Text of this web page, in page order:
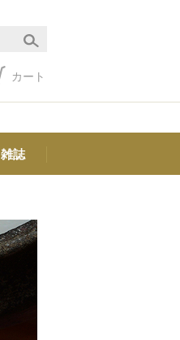
カート
雑誌